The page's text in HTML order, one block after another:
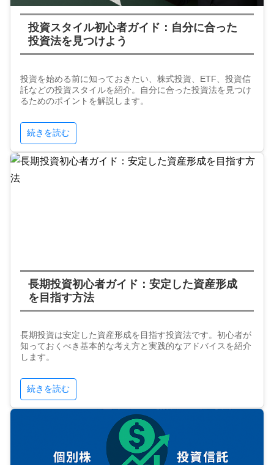
投資スタイル初心者ガイド：自分に合った
投資法を見つけよう
投資を始める前に知っておきたい、株式投資、ETF、投資信
託などの投資スタイルを紹介。自分に合った投資法を見つけ
るためのポイントを解説します。
続きを読む
長期投資初心者ガイド：安定した資産形成
を目指す方法
長期投資は安定した資産形成を目指す投資法です。初心者が
知っておくべき基本的な考え方と実践的なアドバイスを紹介
します。
続きを読む